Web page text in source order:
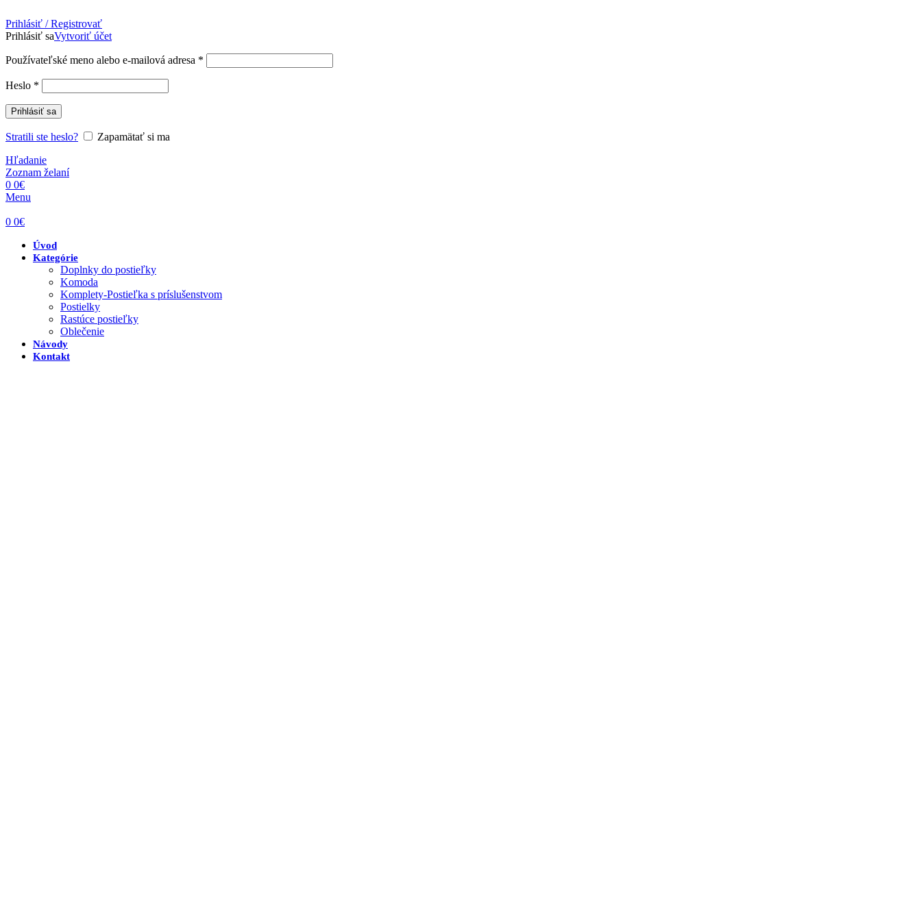
Prihlásiť / Registrovať
Prihlásiť saVytvoriť účet
Používateľské meno alebo e-mailová adresa *
Heslo *
Prihlásiť sa
Stratili ste heslo?
Zapamätať si ma
Hľadanie
Zoznam želaní
0 0€
Menu
0 0€
Úvod
Kategórie
Doplnky do postieľky
Komoda
Komplety-Postieľka s príslušenstvom
Postielky
Rastúce postieľky
Oblečenie
Návody
Kontakt